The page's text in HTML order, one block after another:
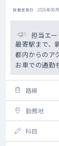
掲載更新日 : 2026年08
担当エ
最寄駅まで、
都内からのア
お車での通勤
路線
勤務地
科目